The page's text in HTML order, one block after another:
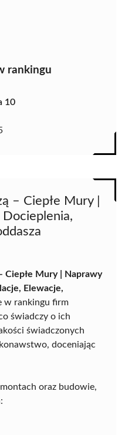
rankingu
10
– Ciepłe Mury |
Docieplenia,
Ciepłe Mury | Naprawy
Elewacje,
w rankingu firm
świadczy o ich
świadczonych
doceniając
oraz budowie,